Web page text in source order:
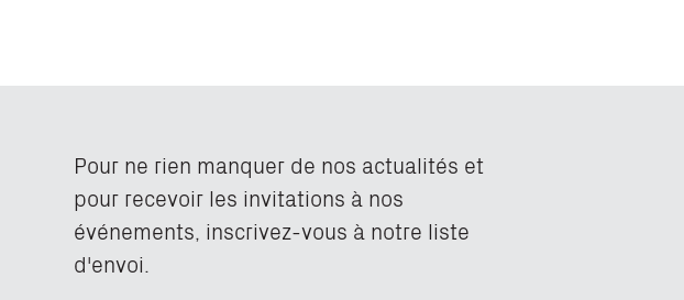
Pour ne rien manquer de nos actualités et
pour recevoir les invitations à nos
événements, inscrivez-vous à notre liste
d'envoi.